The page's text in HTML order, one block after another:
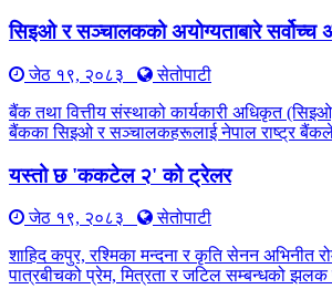
सिइओ र सञ्चालकको अयोग्यताबारे
जेठ १९, २०८३
सेतोपाटी
बैंक तथा वित्तीय संस्थाको कार्यकारी अधिकृत
बैंकका सिइओ र सञ्चालकहरूलाई नेपाल राष्ट्र बैंकले
यस्तो छ 'ककटेल २' को ट्रेलर
जेठ १९, २०८३
सेतोपाटी
शाहिद कपुर, रश्मिका मन्दना र कृति सेनन अभिनीत
पात्रबीचको प्रेम, मित्रता र जटिल सम्बन्धको